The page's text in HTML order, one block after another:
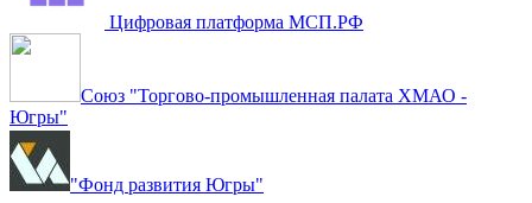
Цифровая платформа МСП.РФ
Союз "Торгово-промышленная палата ХМАО -
Югры"
"Фонд развития Югры"